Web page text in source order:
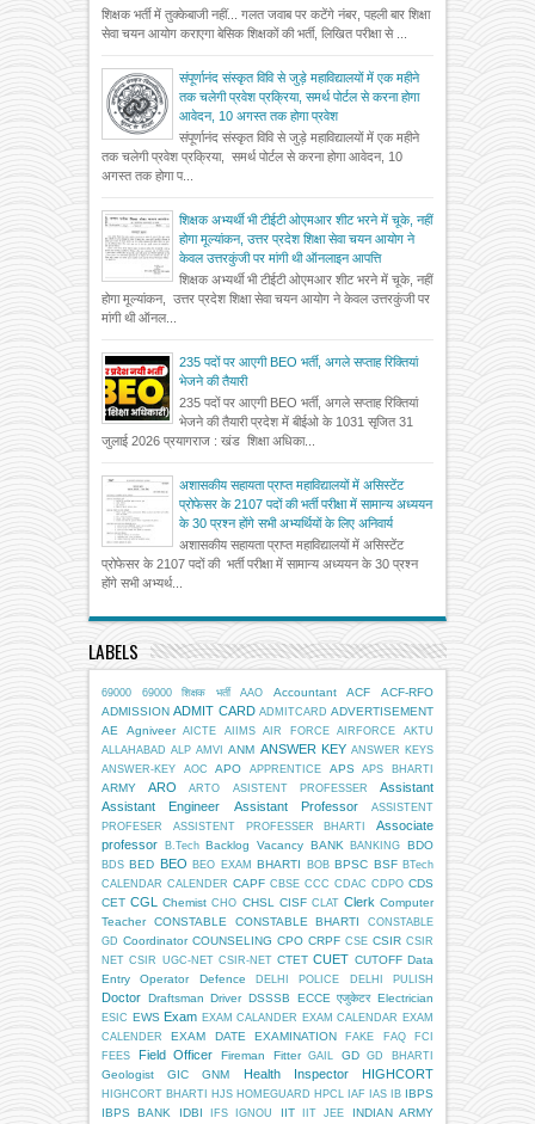
शिक्षक भर्ती में तुक्केबाजी नहीं... गलत जवाब पर कटेंगे नंबर, पहली बार शिक्षा
सेवा चयन आयोग कराएगा बेसिक शिक्षकों की भर्ती, लिखित परीक्षा से ...
संपूर्णानंद संस्कृत विवि से जुड़े महाविद्यालयों में एक महीने
तक चलेगी प्रवेश प्रक्रिया, समर्थ पोर्टल से करना होगा
आवेदन, 10 अगस्त तक होगा प्रवेश
संपूर्णानंद संस्कृत विवि से जुड़े महाविद्यालयों में एक महीने
तक चलेगी प्रवेश प्रक्रिया, समर्थ पोर्टल से करना होगा आवेदन, 10
अगस्त तक होगा प...
शिक्षक अभ्यर्थी भी टीईटी ओएमआर शीट भरने में चूके, नहीं
होगा मूल्यांकन, उत्तर प्रदेश शिक्षा सेवा चयन आयोग ने
केवल उत्तरकुंजी पर मांगी थी ऑनलाइन आपत्ति
शिक्षक अभ्यर्थी भी टीईटी ओएमआर शीट भरने में चूके, नहीं
होगा मूल्यांकन, उत्तर प्रदेश शिक्षा सेवा चयन आयोग ने केवल उत्तरकुंजी पर
मांगी थी ऑनल...
235 पदों पर आएगी BEO भर्ती, अगले सप्ताह रिक्तियां
भेजने की तैयारी
235 पदों पर आएगी BEO भर्ती, अगले सप्ताह रिक्तियां
भेजने की तैयारी प्रदेश में बीईओ के 1031 सृजित 31
जुलाई 2026 प्रयागराज : खंड शिक्षा अधिका...
अशासकीय सहायता प्राप्त महाविद्यालयों में असिस्टेंट
प्रोफेसर के 2107 पदों की भर्ती परीक्षा में सामान्य अध्ययन
के 30 प्रश्न होंगे सभी अभ्यर्थियों के लिए अनिवार्य
अशासकीय सहायता प्राप्त महाविद्यालयों में असिस्टेंट
प्रोफेसर के 2107 पदों की भर्ती परीक्षा में सामान्य अध्ययन के 30 प्रश्न
होंगे सभी अभ्यर्थ...
LABELS
69000 69000 शिक्षक भर्ती AAO Accountant ACF
ACF-RFO
ADMISSION ADMIT CARD ADMITCARD ADVERTISEMENT
AE
Agniveer AICTE AIIMS AIR FORCE AIRFORCE
AKTU
ALLAHABAD ALP AMVI ANM ANSWER KEY ANSWER KEYS
ANSWER-KEY
AOC APO APPRENTICE APS APS BHARTI
ARMY ARO ARTO ASISTENT PROFESSER
Assistant
Assistant Engineer
Assistant Professor
ASSISTENT
PROFESER
ASSISTENT PROFESSER BHARTI
Associate
professor
B.Tech Backlog Vacancy BANK BANKING BDO
BDS BED BEO BEO EXAM BHARTI BOB BPSC BSF BTech
CALENDAR CALENDER CAPF CBSE CCC CDAC CDPO CDS
CET CGL Chemist CHO CHSL CISF CLAT Clerk Computer
Teacher
CONSTABLE CONSTABLE BHARTI
CONSTABLE
GD Coordinator COUNSELING CPO CRPF CSE CSIR CSIR
NET CSIR UGC-NET CSIR-NET CTET CUET CUTOFF Data
Entry Operator
Defence DELHI POLICE DELHI PULISH
Doctor Draftsman Driver DSSSB ECCE एजुकेटर Electrician
ESIC EWS Exam EXAM CALANDER EXAM CALENDAR EXAM
CALENDER
EXAM DATE EXAMINATION FAKE FAQ
FCI
FEES
Field Officer Fireman Fitter GAIL GD GD BHARTI
Geologist GIC GNM Health Inspector HIGHCORT
HIGHCORT BHARTI HJS HOMEGUARD HPCL IAF IAS IB
IBPS
IBPS BANK
IDBI IFS IGNOU IIT IIT JEE INDIAN ARMY